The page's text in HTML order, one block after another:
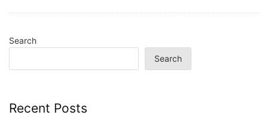
Search
Search
Recent Posts